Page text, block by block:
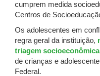
cumprem medida
Centros de
Os adolescentes em
regra geral da instituição,
triagem socioeconômica
de crianças e
Federal.